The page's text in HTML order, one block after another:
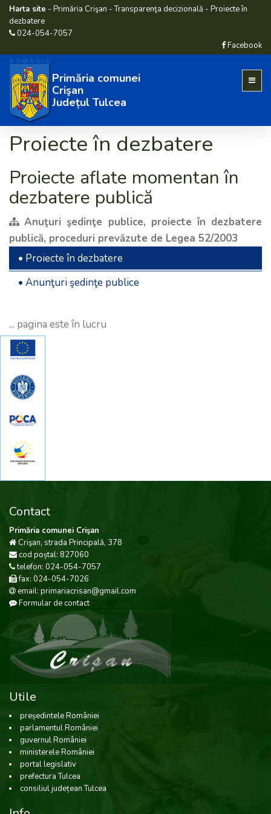
Harta site - Primăria Crişan -Transparenţa decizională - Proiecte în
dezbatere
024-054-7057
Facebook
Primăria comunei
Crişan
Județul Tulcea
Proiecte în dezbatere
Proiecte aflate momentan în
dezbatere publică
Anuţuri şedinţe publice, proiecte în dezbatere
publică, proceduri prevăzute de Legea 52/2003
• Proiecte în dezbatere
• Anunţuri şedinţe publice
... pagina este în lucru
Contact
Primăria comunei Crişan
Crişan, strada Principală, 378
cod poștal: 827060
telefon: 024-054-7057
fax: 024-054-7026
email: primariacrisan@gmail.com
Formular de contact
Utile
președintele României
parlamentul României
guvernul României
ministerele României
portal legislativ
prefectura Tulcea
consiliul județean Tulcea